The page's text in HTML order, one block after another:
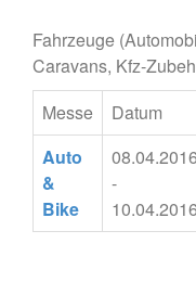
Fahrzeuge
Caravans, Kfz-
Messe
Datum
Auto
&
Bike
08.04.2016
-
10.04.2016